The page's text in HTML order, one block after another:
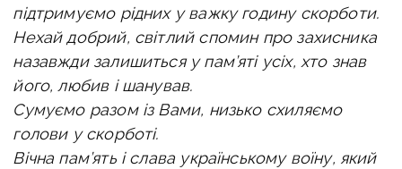
підтримуємо рідних у важку годину скорботи.
Нехай добрий, світлий спомин про захисника
назавжди залишиться у пам’яті усіх, хто знав
його, любив і шанував.
Сумуємо разом із Вами, низько схиляємо
голови у скорботі.
Вічна пам’ять і слава українському воїну, який